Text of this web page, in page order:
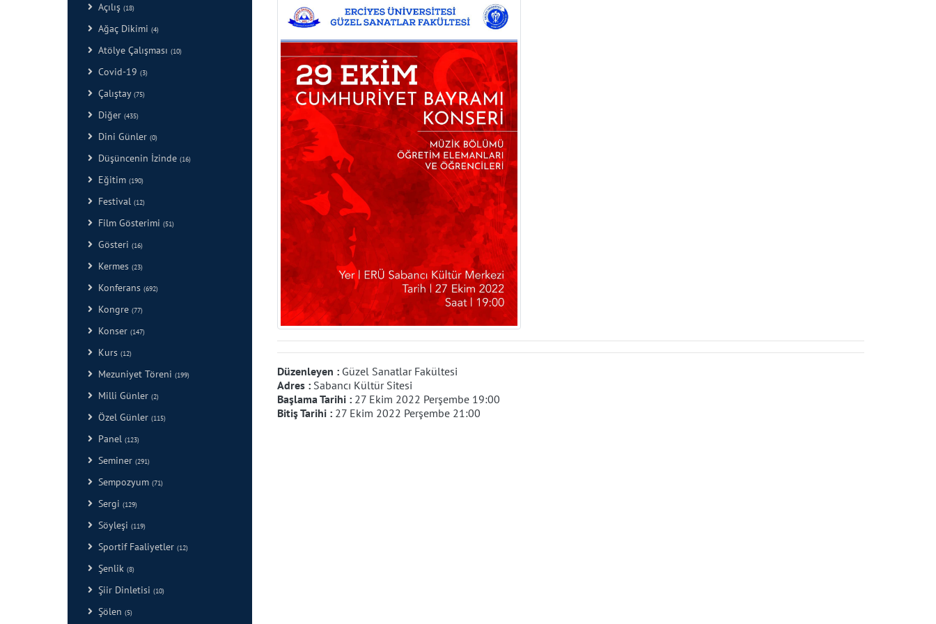
Açılış (18)
Ağaç Dikimi (4)
Atölye Çalışması (10)
Covid-19 (3)
Çalıştay (75)
Diğer (435)
Dini Günler (0)
Düşüncenin İzinde (16)
Eğitim (190)
Festival (12)
Film Gösterimi (51)
Gösteri (16)
Kermes (23)
Konferans (692)
Kongre (77)
Konser (147)
Kurs (12)
Mezuniyet Töreni (199)
Milli Günler (2)
Özel Günler (115)
Panel (123)
Seminer (291)
Sempozyum (71)
Sergi (129)
Söyleşi (119)
Sportif Faaliyetler (12)
Şenlik (8)
Şiir Dinletisi (10)
Şölen (5)
Düzenleyen : Güzel Sanatlar Fakültesi
Adres : Sabancı Kültür Sitesi
Başlama Tarihi : 27 Ekim 2022 Perşembe 19:00
Bitiş Tarihi : 27 Ekim 2022 Perşembe 21:00